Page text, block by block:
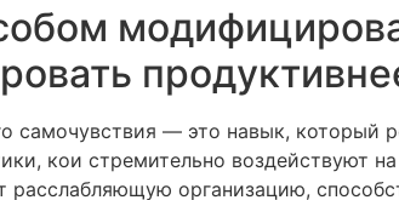
самочувствия — это навык, который
кои стремительно воздействуют
расслабляющую организацию,